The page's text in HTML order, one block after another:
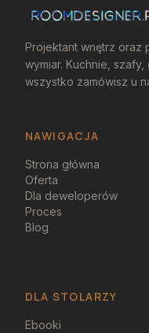
Projektant wnętrz oraz
wymiar. Kuchnie,
wszystko zamówisz u
NAWIGACJA
Strona główna
Oferta
Dla deweloperów
Proces
Blog
DLA STOLARZY
Ebooki